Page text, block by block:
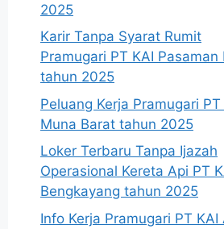
2025
Karir Tanpa Syarat Rumit
Pramugari PT KAI Pasaman
tahun 2025
Peluang Kerja Pramugari PT
Muna Barat tahun 2025
Loker Terbaru Tanpa Ijazah
Operasional Kereta Api PT
Bengkayang tahun 2025
Info Kerja Pramugari PT KAI